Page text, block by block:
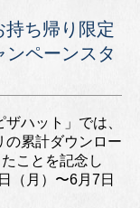
持ち帰り限定
ンペーンスタ
ハット」では、
の累計ダウンロー
ことを記念し
（月）〜6月7日